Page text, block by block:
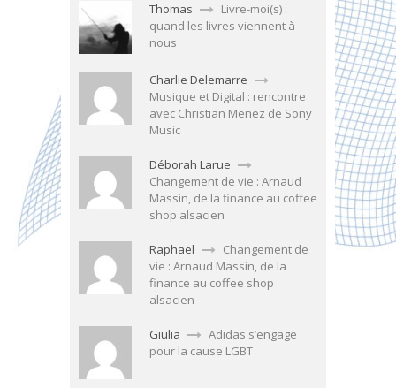
Thomas
Livre-moi(s) :
quand les livres viennent à
nous
Charlie Delemarre
Musique et Digital : rencontre
avec Christian Menez de Sony
Music
Déborah Larue
Changement de vie : Arnaud
Massin, de la finance au coffee
shop alsacien
Raphael
Changement de
vie : Arnaud Massin, de la
finance au coffee shop
alsacien
Giulia
Adidas s’engage
pour la cause LGBT